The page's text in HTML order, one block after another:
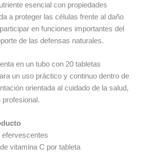
esencial con propiedades
a proteger las células frente al daño
en funciones importantes del
de las defensas naturales.
en un tubo con 20 tabletas
un uso práctico y continuo dentro de
orientada al cuidado de la salud,
efervescentes
vitamina C por tableta